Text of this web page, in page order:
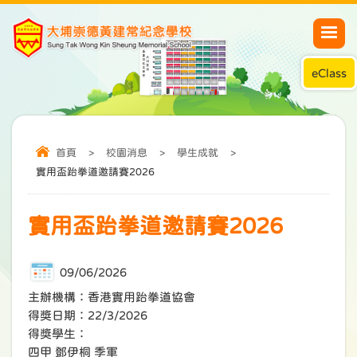
eClass
首頁 > 校園消息 > 學生成就
>
實用盃跆拳道邀請賽2026
實用盃跆拳道邀請賽2026
09/06/2026
主辦機構：香港實用跆拳道協會
得獎日期：22/3/2026
得獎學生：
四甲 鄧伊桐 季軍